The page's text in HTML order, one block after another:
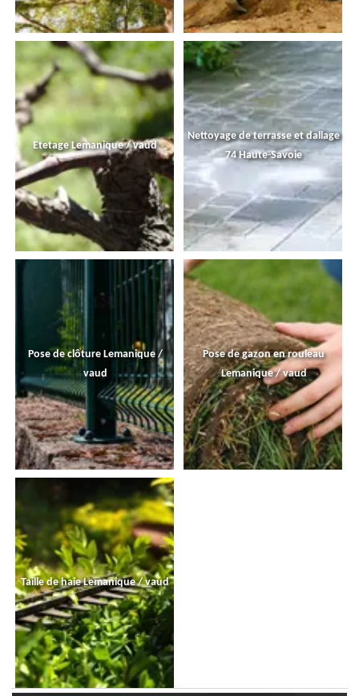
Etetage Lemanique / vaud
Nettoyage de terrasse et dallage
74 Haute-Savoie
Pose de clôture Lemanique /
vaud
Pose de gazon en rouleau
Lemanique / vaud
Taille de haie Lemanique / vaud